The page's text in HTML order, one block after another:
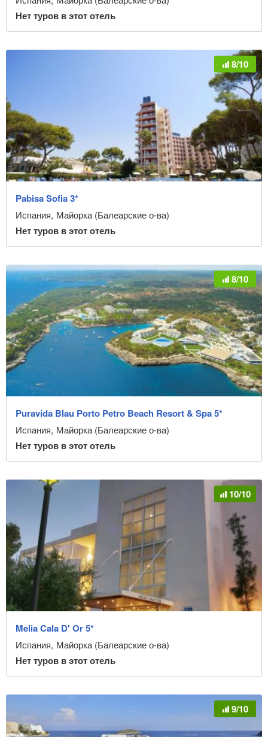
Нет туров в этот отель
8/10
Pabisa Sofia 3*
Испания, Майорка (Балеарские о-ва)
Нет туров в этот отель
8/10
Puravida Blau Porto Petro Beach Resort & Spa 5*
Испания, Майорка (Балеарские о-ва)
Нет туров в этот отель
10/10
Melia Cala D' Or 5*
Испания, Майорка (Балеарские о-ва)
Нет туров в этот отель
9/10